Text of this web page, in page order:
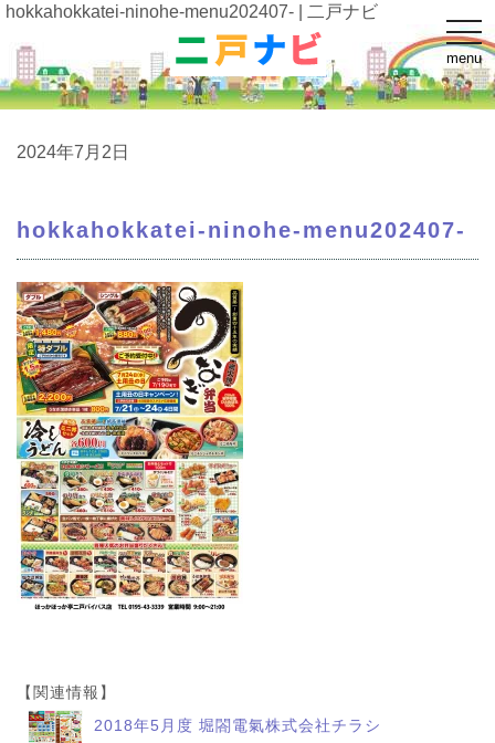
t
o
g
g
l
e
o
menu
hokkahokkatei-ninohe-menu202407- | 二戸ナビ
2024年7月2日
hokkahokkatei-ninohe-menu202407-
【関連情報】
2018年5月度 堀閤電氣株式会社チラシ